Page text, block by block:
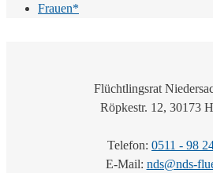
Frauen*
Flüchtlingsrat
Röpkestr. 12, 30173
Telefon: 0511 - 98
E-Mail: nds@nds-